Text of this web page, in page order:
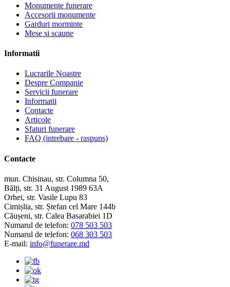
Monumente funerare
Accesorii monumente
Garduri morminte
Mese si scaune
Informatii
Lucrarile Noastre
Despre Companie
Servicii funerare
Informatii
Contacte
Articole
Sfaturi funerare
FAQ (intrebare - raspuns)
Contacte
mun. Chisinau, str. Columna 50,
Bălți, str. 31 August 1989 63A
Orhei, str. Vasile Lupu 83
Cimișlia, str. Ștefan cel Mare 144b
Căușeni, str. Calea Basarabiei 1D
Numarul de telefon: 078 503 503
Numarul de telefon: 068 303 503
E-mail: info@funerare.md